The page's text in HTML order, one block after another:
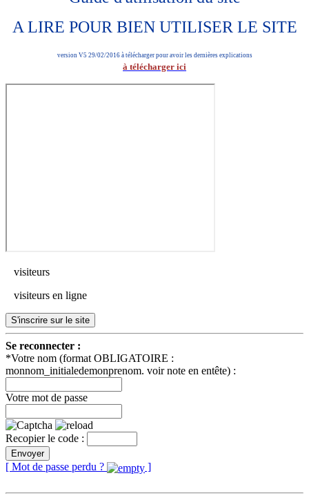
A LIRE POUR BIEN UTILISER LE SITE
version V5 29/02/2016 à télécharger pour avoir les dernières explications
à télécharger ici
visiteurs
visiteurs en ligne
S'inscrire sur le site
Se reconnecter :
*Votre nom (format OBLIGATOIRE :
monnom_initialedemonprenom. voir note en entête) :
Votre mot de passe
Recopier le code :
Envoyer
[ Mot de passe perdu ? ]